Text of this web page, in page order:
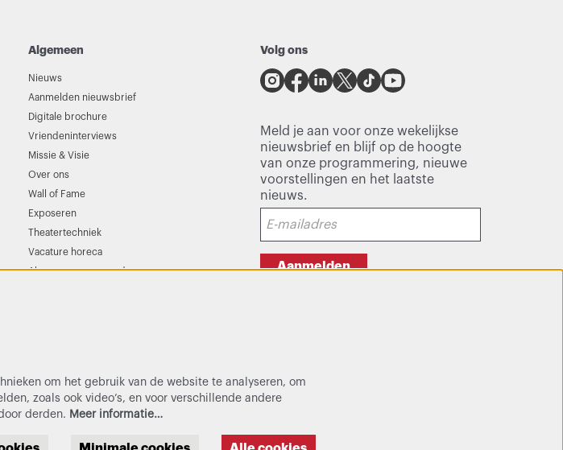
Algemeen
Nieuws
Aanmelden nieuwsbrief
Digitale brochure
Vriendeninterviews
Missie & Visie
Over ons
Wall of Fame
Exposeren
Theatertechniek
Vacature horeca
Algemene voorwaarden
Volg ons
Meld je aan voor onze wekelijkse
nieuwsbrief en blijf op de hoogte
van onze programmering, nieuwe
voorstellingen en het laatste
nieuws.
Aanmelden
om het gebruik van de website te analyseren, om
zoals ook video’s, en voor verschillende andere
derden. Meer informatie…